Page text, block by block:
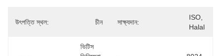
উৎপত্তি স্থল: চীন সাক্ষ্যদান:
ISO,
Halal
ভিটিস